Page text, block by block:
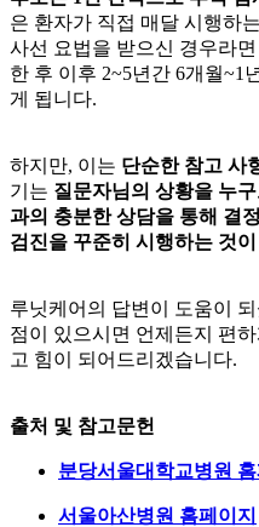
은 환자가 직접 매달 시행하
사선 요법을 받으신 경우라
한 후 이후 2~5년간 6개월~1
게 됩니다.
하지만, 이는 단순한 참고 사
기는 질문자님의 상황을 누
과의 충분한 상담을 통해 결
검진을 꾸준히 시행하는 것
루닛케어의 답변이 도움이
점이 있으시면 언제든지 편
고 힘이 되어드리겠습니다.
출처 및 참고문헌
분당서울대학교병원 홈
서울아산병원 홈페이지